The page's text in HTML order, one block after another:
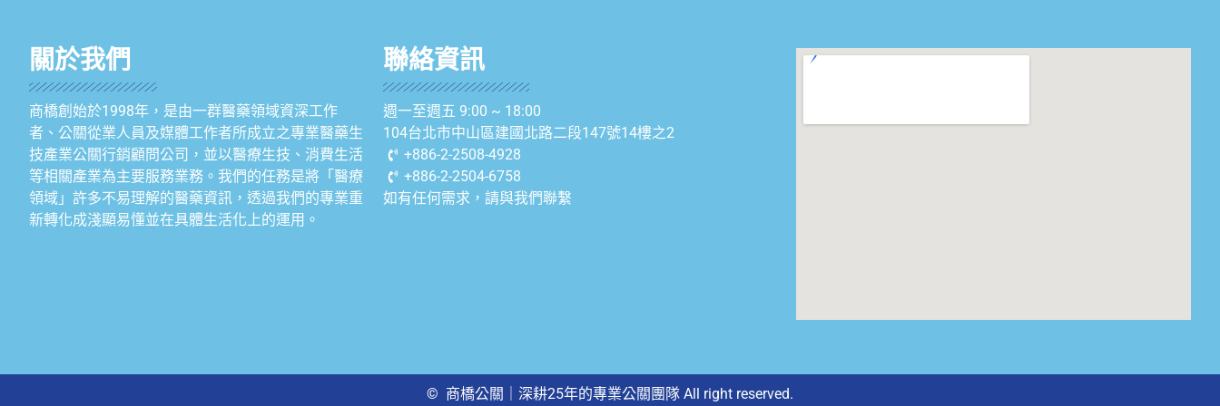
關於我們
商橋創始於1998年，是由一群醫藥領域資深工作
者、公關從業人員及媒體工作者所成立之專業醫藥生
技產業公關行銷顧問公司，並以醫療生技、消費生活
等相關產業為主要服務業務。我們的任務是將「醫療
領域」許多不易理解的醫藥資訊，透過我們的專業重
新轉化成淺顯易懂並在具體生活化上的運用。
聯絡資訊
週一至週五 9:00 ~ 18:00
104台北市中山區建國北路二段147號14樓之2
+886-2-2508-4928
+886-2-2504-6758
如有任何需求，請與我們聯繫
© 商橋公關｜深耕25年的專業公關團隊 All right reserved.